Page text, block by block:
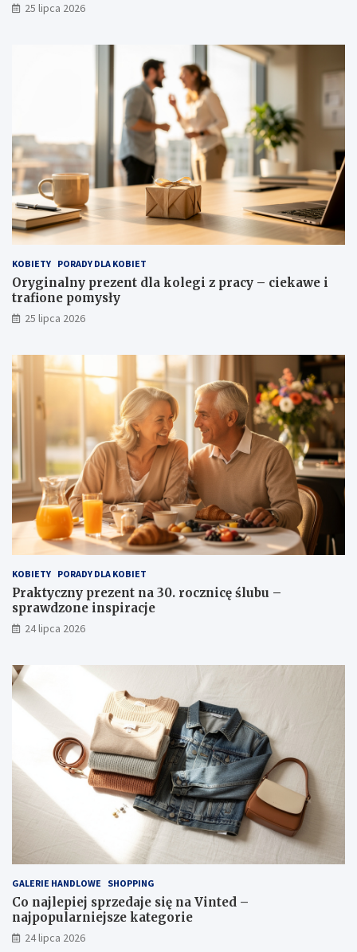
25 lipca 2026
KOBIETY PORADY DLA KOBIET
Oryginalny prezent dla kolegi z pracy – ciekawe i
trafione pomysły
25 lipca 2026
KOBIETY PORADY DLA KOBIET
Praktyczny prezent na 30. rocznicę ślubu –
sprawdzone inspiracje
24 lipca 2026
GALERIE HANDLOWE SHOPPING
Co najlepiej sprzedaje się na Vinted –
najpopularniejsze kategorie
24 lipca 2026